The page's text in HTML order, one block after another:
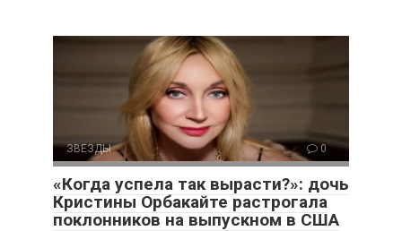
ЗВЕЗДЫ 0
«Когда успела так вырасти?»: дочь
Кристины Орбакайте растрогала
поклонников на выпускном в США